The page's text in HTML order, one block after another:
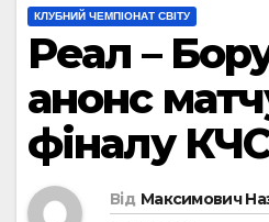
КЛУБНИЙ ЧЕМПІОНАТ СВІТУ
Реал –
анонс
фіналу
Від Максимович